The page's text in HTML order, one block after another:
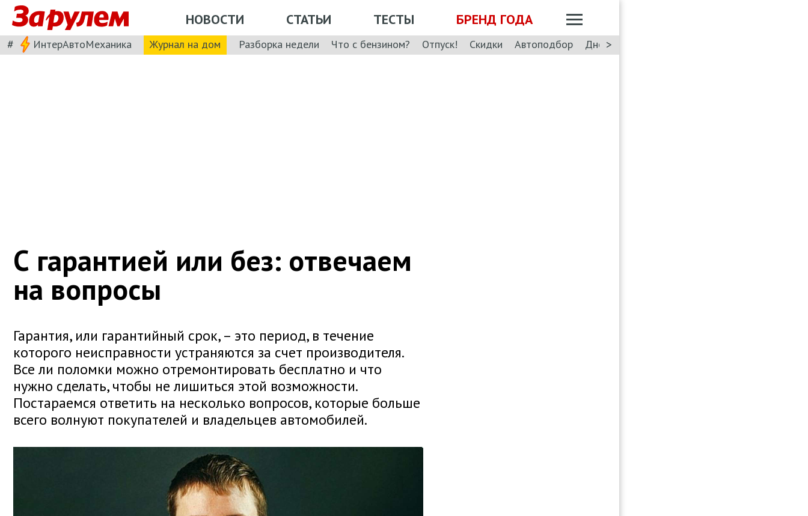
НОВОСТИ СТАТЬИ ТЕСТЫ БРЕНД ГОДА
# ИнтерАвтоМеханика Журнал на дом Разборка недели Что с бензином? Отпуск! Скидки Автоподбор Дневник: Лада Искра
>
С гарантией или без: отвечаем
на вопросы
Гарантия, или гарантийный срок, – это период, в течение
которого неисправности устраняются за счет производителя.
Все ли поломки можно отремонтировать бесплатно и что
нужно сделать, чтобы не лишиться этой возможности.
Постараемся ответить на несколько вопросов, которые больше
всего волнуют покупателей и владельцев автомобилей.